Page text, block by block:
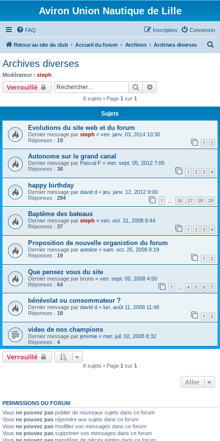
Aviron Union Nautique de Lille
FAQ Connexion
Inscription
Retour au site du club Accueil du forum Archives Archives diverses
e
r
Archives diverses
Modérateur : steph
Verrouillé Rechercher
8 sujets • Page 1 sur 1
Sujets
Evolutions du site web et du forum
Dernier message par steph « ven. janv. 03, 2014 10:30
Réponses : 19 1 2
Autonome sur le grand canal
Dernier message par Pascal F « mer. sept. 05, 2012 7:00
Réponses : 38 1 2 3 4
happy birthday
Dernier message par david d « jeu. janv. 12, 2012 9:00
Réponses : 284 1 26 27 28 29
Baptème des bateaux
Dernier message par steph « ven. oct. 31, 2008 8:44
Réponses : 37 1 2 3 4
Proposition de nouvelle organistion du forum
Dernier message par antoine « sam. oct. 25, 2008 8:19
Réponses : 19 1 2
Que pensez vous du site
Dernier message par bruno « ven. sept. 05, 2008 4:50
Réponses : 64 1 4 5 6 7
bénévolat ou consommateur ?
Dernier message par david d « lun. août 11, 2008 11:48
Réponses : 18 1 2
video de nos champions
Dernier message par jeremie « mer. juil. 02, 2008 8:32
Réponses : 4
Verrouillé
8 sujets • Page 1 sur 1
Aller
PERMISSIONS DU FORUM
Vous ne pouvez pas publier de nouveaux sujets dans ce forum
Vous ne pouvez pas répondre aux sujets dans ce forum
Vous ne pouvez pas modifier vos messages dans ce forum
Vous ne pouvez pas supprimer vos messages dans ce forum